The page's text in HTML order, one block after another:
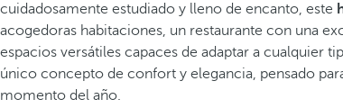
cuidadosamente estudiado y lleno de encanto, este
acogedoras habitaciones, un restaurante con una
espacios versátiles capaces de adaptar a cualquier
único concepto de confort y elegancia, pensado
momento del año.